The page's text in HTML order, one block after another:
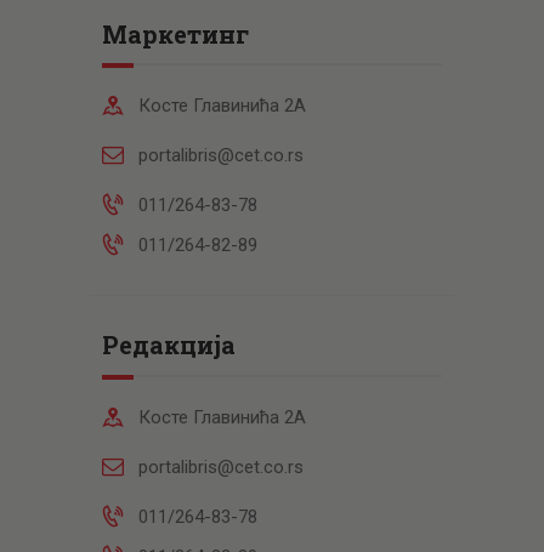
Маркетинг
Косте Главинића 2А
portalibris@cet.co.rs
011/264-83-78
011/264-82-89
Редакција
Косте Главинића 2А
portalibris@cet.co.rs
011/264-83-78